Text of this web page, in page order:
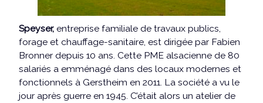
Speyser,entreprise familiale de travaux publics,
forage et chauffage-sanitaire, est dirigée par Fabien
Bronner depuis 10 ans. Cette PME alsacienne de 80
salariés a emménagé dans des locaux modernes et
fonctionnels à Gerstheim en 2011. La société a vu le
jour après guerre en 1945. C’était alors un atelier de